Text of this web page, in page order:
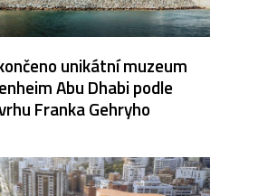
unikátní muzeum
Abu Dhabi podle
Franka Gehryho